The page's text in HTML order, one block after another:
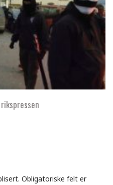
Obligatoriske felt er